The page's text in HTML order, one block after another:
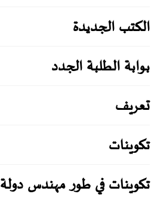
الكتب الجديدة
بوابة الطلبة الجدد
تعريف
تكوينات
تكوينات في طور مهندس دولة